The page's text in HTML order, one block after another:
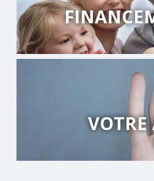
VOTRE